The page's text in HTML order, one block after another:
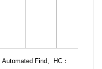
Automated Find、HC：